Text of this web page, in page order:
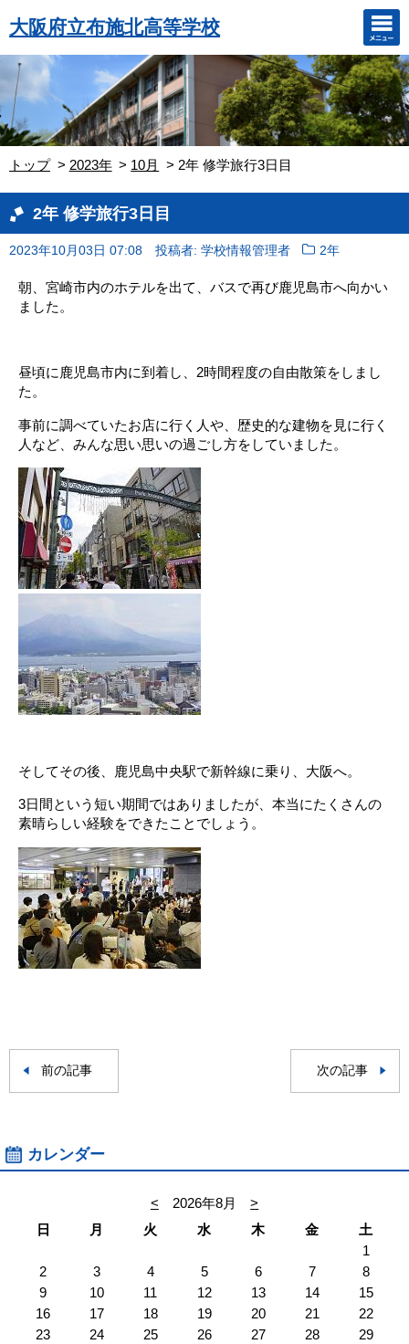
大阪府立布施北高等学校
トップ 2023年 10月 2年 修学旅行3日目
2年 修学旅行3日目
2023年10月03日 07:08 投稿者: 学校情報管理者 2年
朝、宮崎市内のホテルを出て、バスで再び鹿児島市へ向かい
ました。
昼頃に鹿児島市内に到着し、2時間程度の自由散策をしまし
た。
事前に調べていたお店に行く人や、歴史的な建物を見に行く
人など、みんな思い思いの過ごし方をしていました。
そしてその後、鹿児島中央駅で新幹線に乗り、大阪へ。
3日間という短い期間ではありましたが、本当にたくさんの
素晴らしい経験をできたことでしょう。
前の記事 次の記事
カレンダー
< 2026年8月
>
日
月 火 水 木 金
土
1
2
3 4 5 6 7
8
9
10 11 12 13 14
15
16
17 18 19 20 21
22
23
24 25 26 27 28
29